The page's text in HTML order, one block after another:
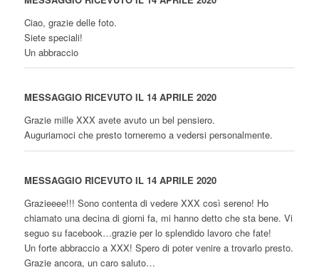
Ciao, grazie delle foto.
Siete speciali!
Un abbraccio
MESSAGGIO RICEVUTO IL 14 APRILE 2020
Grazie mille XXX avete avuto un bel pensiero.
Auguriamoci che presto torneremo a vedersi personalmente.
MESSAGGIO RICEVUTO IL 14 APRILE 2020
Grazieeee!!! Sono contenta di vedere XXX così sereno! Ho
chiamato una decina di giorni fa, mi hanno detto che sta bene. Vi
seguo su facebook…grazie per lo splendido lavoro che fate!
Un forte abbraccio a XXX! Spero di poter venire a trovarlo presto.
Grazie ancora, un caro saluto…